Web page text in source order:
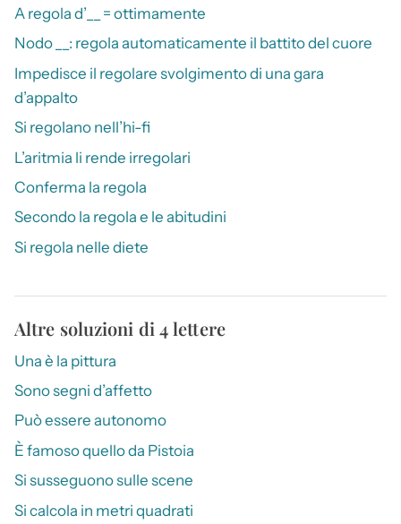
A regola d’__ = ottimamente
Nodo __: regola automaticamente il battito del cuore
Impedisce il regolare svolgimento di una gara
d’appalto
Si regolano nell’hi-fi
L’aritmia li rende irregolari
Conferma la regola
Secondo la regola e le abitudini
Si regola nelle diete
Altre soluzioni di 4 lettere
Una è la pittura
Sono segni d’affetto
Può essere autonomo
È famoso quello da Pistoia
Si susseguono sulle scene
Si calcola in metri quadrati